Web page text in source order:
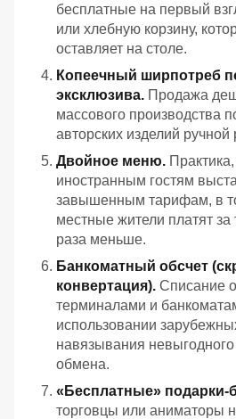
бесплатные на первый
или хлебную корзину,
оставляет на столе.
Копеечный ширпотреб
эксклюзива. Продажа
массового производства
авторских изделий ручной
Двойное меню.
иностранным гостям
завышенным тарифам, в
местные жители платят
раза меньше.
Банкоматный обсчет
конвертация). Списание
терминалами и
использовании
навязывания невыгодного
обмена.
«Бесплатные» подарки-
торговцы или аниматоры